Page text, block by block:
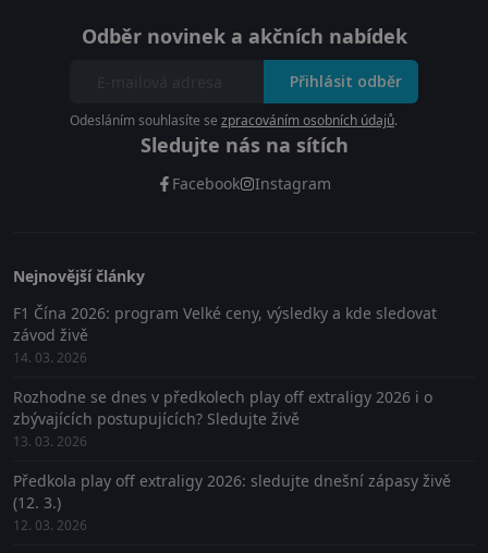
Odběr novinek a akčních nabídek
Přihlásit odběr
Odesláním souhlasíte se zpracováním osobních údajů.
Sledujte nás na sítích
Facebook Instagram
Nejnovější články
F1 Čína 2026: program Velké ceny, výsledky a kde sledovat
závod živě
14. 03. 2026
Rozhodne se dnes v předkolech play off extraligy 2026 i o
zbývajících postupujících? Sledujte živě
13. 03. 2026
Předkola play off extraligy 2026: sledujte dnešní zápasy živě
(12. 3.)
12. 03. 2026